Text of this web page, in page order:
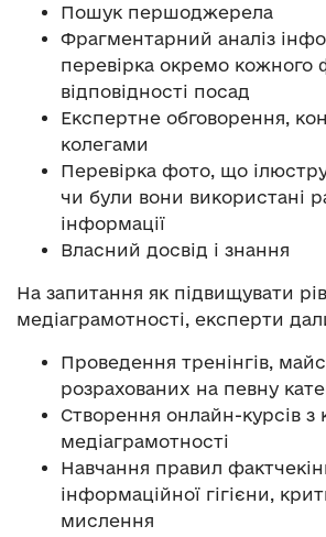
Пошук першоджерела
Фрагментарний аналіз
перевірка окремо кожного
відповідності посад
Експертне обговорення,
колегами
Перевірка фото, що
чи були вони використані
інформації
Власний досвід і знання
На запитання як підвищувати
медіаграмотності, експерти
Проведення тренінгів,
розрахованих на певну
Створення онлайн-курсів з
медіаграмотності
Навчання правил
інформаційної гігієни,
мислення